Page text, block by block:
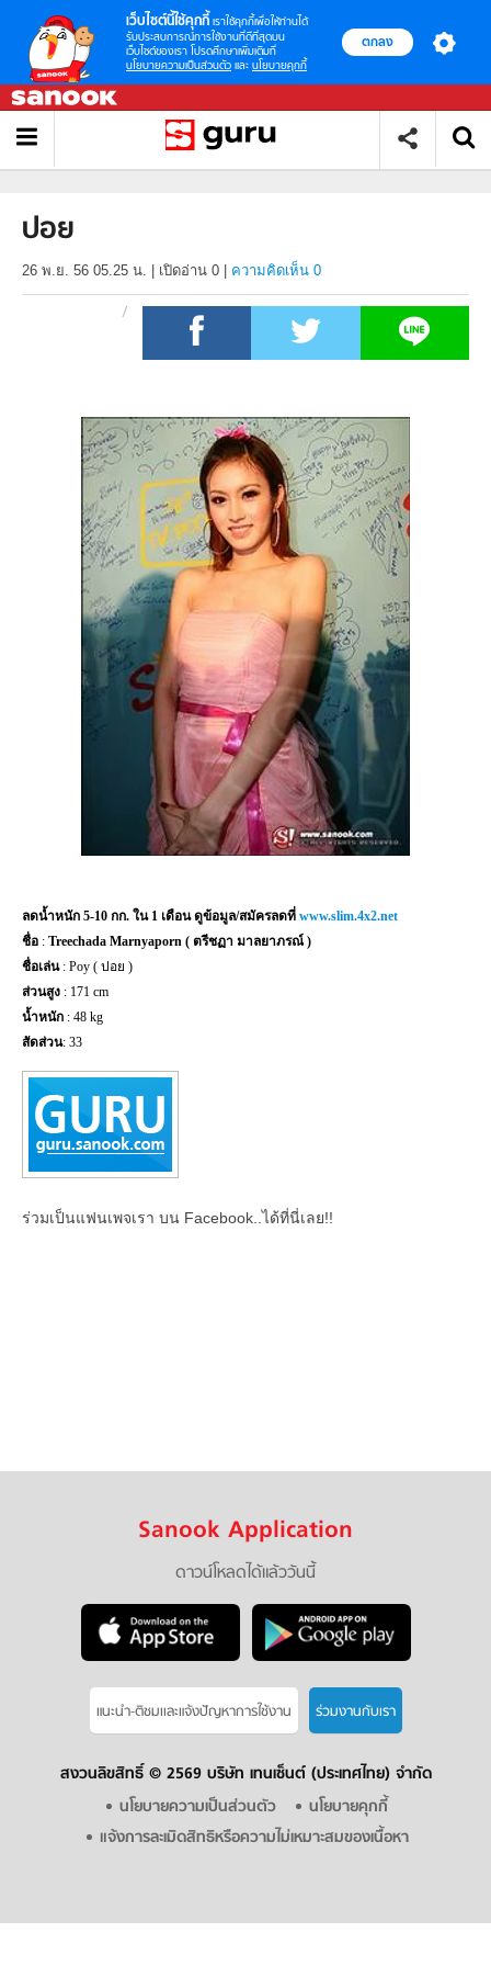
เว็บไซต์นี้ใช้คุกกี้ เราใช้คุกกี้เพื่อให้ท่านได้
รับประสบการณ์การใช้งานที่ดีที่สุดบน
เว็บไซต์ของเรา โปรดศึกษาเพิ่มเติมที่
นโยบายความเป็นส่วนตัว และ นโยบายคุกกี้
ตกลง
ปอย
26 พ.ย. 56 05.25 น. เปิดอ่าน 0 ความคิดเห็น 0
ลดน้ำหนัก 5-10 กก. ใน 1 เดือน ดูข้อมูล/สมัครลดที่ www.slim.4x2.net
ชื่อ : Treechada Marnyaporn ( ตรีชฏา มาลยาภรณ์ )
ชื่อเล่น: Poy ( ปอย )
ส่วนสูง : 171 cm
น้ำหนัก : 48 kg
สัดส่วน: 33
ร่วมเป็นแฟนเพจเรา บน Facebook..ได้ที่นี่เลย!!
Sanook Application
ดาวน์โหลดได้แล้ววันนี้
แนะนำ-ติชมเเละแจ้งปัญหาการใช้งาน ร่วมงานกับเรา
สงวนลิขสิทธิ์ © 2569 บริษัท เทนเซ็นต์ (ประเทศไทย) จำกัด
นโยบายความเป็นส่วนตัว
นโยบายคุกกี้
แจ้งการละเมิดสิทธิหรือความไม่เหมาะสมของเนื้อหา